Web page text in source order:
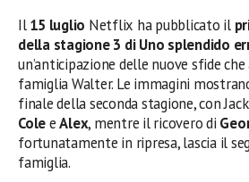
Il15 luglio Netflix ha pubblicato il
della stagione 3 di Uno splendido
un’anticipazione delle nuove sfide
famiglia Walter. Le immagini
finale della seconda stagione, con
ColeeAlex, mentre il ricovero di
fortunatamente in ripresa, lascia il
famiglia.